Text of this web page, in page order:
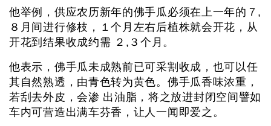
他举例，供应农历新年的佛手瓜必须在上一年的７,
８月间进行修枝，１个月左右后植株就会开花，从
开花到结果收成约需 ２,３个月。
他表示，佛手瓜未成熟前已可采割收成，也可以任
其自然熟透，由青色转为黄色。佛手瓜香味浓重，
若刮去外皮，会渗 出油脂，将之放进封闭空间譬如
车内可营造出满车芬香，让人一闻即爱之。